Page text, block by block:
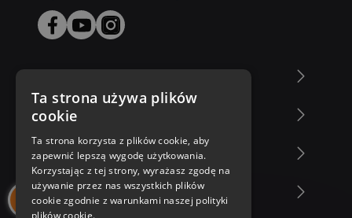
Zakupy u nas
Nasza oferta
Nasi autorzy
Ta strona używa plików
cookie
Ta strona korzysta z plików cookie, aby
zapewnić lepszą wygodę użytkowania.
Korzystając z tej strony, wyrażasz zgodę na
używanie przez nas wszystkich plików
cookie zgodnie z warunkami naszej polityki
plików cookie.